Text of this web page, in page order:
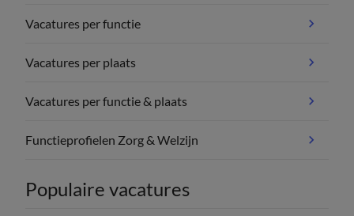
Vacatures per functie
Vacatures per plaats
Vacatures per functie & plaats
Functieprofielen Zorg & Welzijn
Populaire vacatures